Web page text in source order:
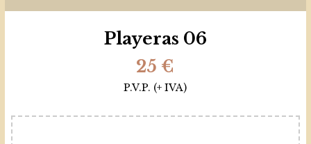
Playeras 06
25 €
P.V.P. (+ IVA)